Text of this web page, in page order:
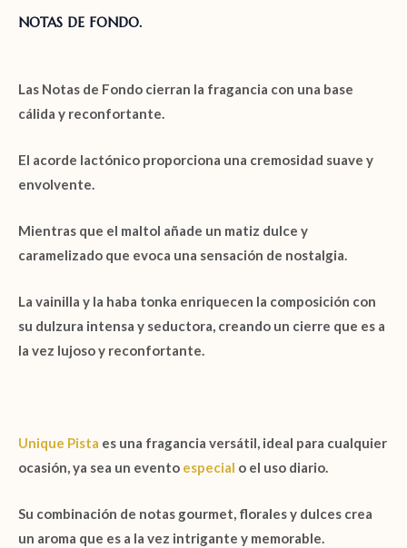
NOTAS DE FONDO.
Las Notas de Fondo cierran la fragancia con una base
cálida y reconfortante.
El acorde lactónico proporciona una cremosidad suave y
envolvente.
Mientras que el maltol añade un matiz dulce y
caramelizado que evoca una sensación de nostalgia.
La vainilla y la haba tonka enriquecen la composición con
su dulzura intensa y seductora, creando un cierre que es a
la vez lujoso y reconfortante.
Unique Pista es una fragancia versátil, ideal para cualquier
ocasión, ya sea un evento especial o el uso diario.
Su combinación de notas gourmet, florales y dulces crea
un aroma que es a la vez intrigante y memorable.